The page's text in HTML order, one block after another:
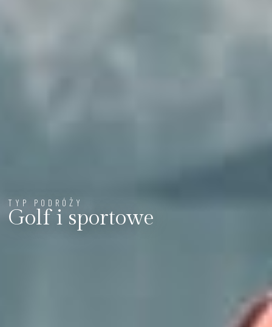
TYP PODRÓŻY
Golf i sportowe